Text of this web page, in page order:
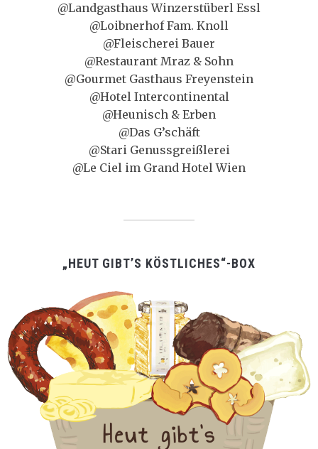
@Landgasthaus Winzerstüberl Essl
@Loibnerhof Fam. Knoll
@Fleischerei Bauer
@Restaurant Mraz & Sohn
@Gourmet Gasthaus Freyenstein
@Hotel Intercontinental
@Heunisch & Erben
@Das G’schäft
@Stari Genussgreißlerei
@Le Ciel im Grand Hotel Wien
„HEUT GIBT’S KÖSTLICHES“-BOX